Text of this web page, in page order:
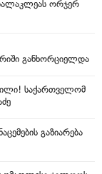
ორჯერ
განხორციელდა
საქართველომ
გაზიარება